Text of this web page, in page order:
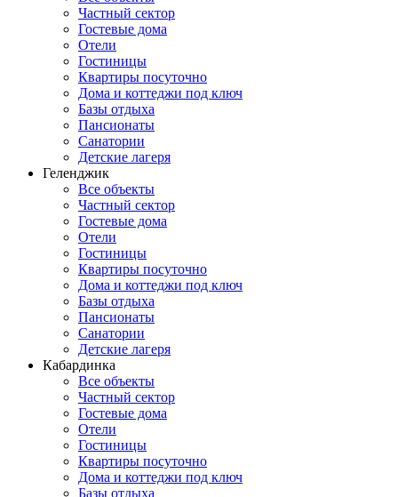
Частный сектор
Гостевые дома
Отели
Гостиницы
Квартиры посуточно
Дома и коттеджи под ключ
Базы отдыха
Пансионаты
Санатории
Детские лагеря
Геленджик
Все объекты
Частный сектор
Гостевые дома
Отели
Гостиницы
Квартиры посуточно
Дома и коттеджи под ключ
Базы отдыха
Пансионаты
Санатории
Детские лагеря
Кабардинка
Все объекты
Частный сектор
Гостевые дома
Отели
Гостиницы
Квартиры посуточно
Дома и коттеджи под ключ
Базы отдыха